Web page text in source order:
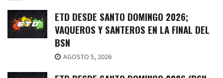
ETD DESDE SANTO DOMINGO 2026;
VAQUEROS Y SANTEROS EN LA FINAL DEL
BSN
AGOSTO 5, 2026